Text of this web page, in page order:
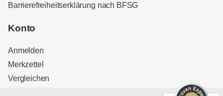
Barrierefreiheitserklärung nach BFSG
Konto
Anmelden
Merkzettel
Vergleichen
Kundenbewertungen und Erfahrungen zu
32
Bewertungen auf